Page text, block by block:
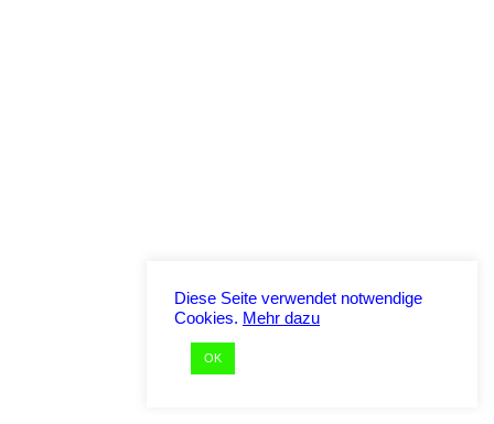
Diese Seite verwendet notwendige
Cookies. Mehr dazu
OK